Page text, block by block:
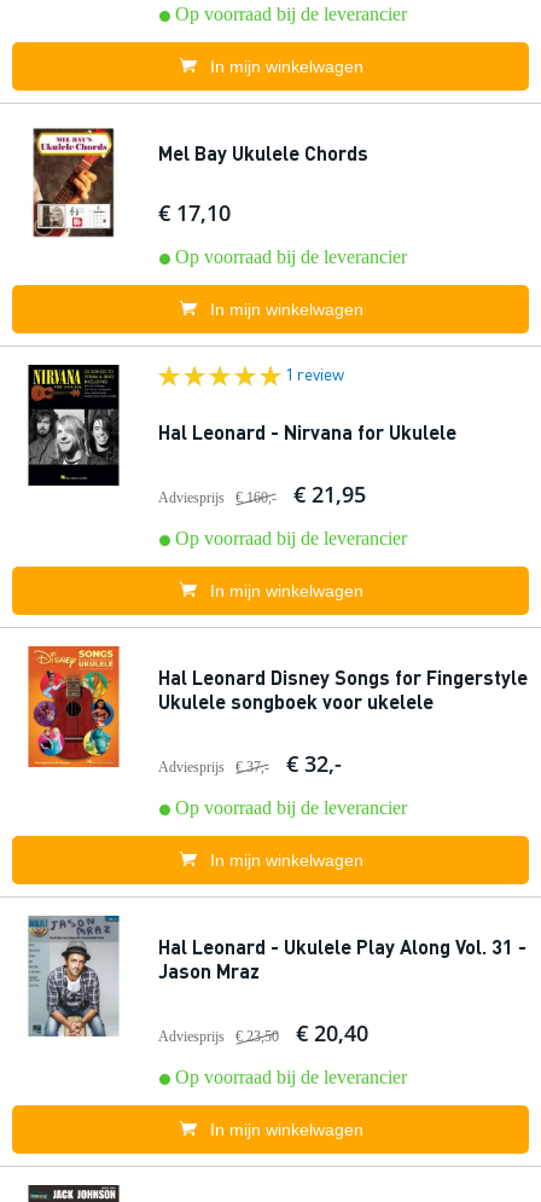
Op voorraad bij de leverancier
In mijn winkelwagen
Mel Bay Ukulele Chords
€ 17,10
Op voorraad bij de leverancier
In mijn winkelwagen
1 review
Hal Leonard - Nirvana for Ukulele
Adviesprijs € 160,- € 21,95
Op voorraad bij de leverancier
In mijn winkelwagen
Hal Leonard Disney Songs for Fingerstyle
Ukulele songboek voor ukelele
Adviesprijs € 37,- € 32,-
Op voorraad bij de leverancier
In mijn winkelwagen
Hal Leonard - Ukulele Play Along Vol. 31 -
Jason Mraz
Adviesprijs € 23,50 € 20,40
Op voorraad bij de leverancier
In mijn winkelwagen